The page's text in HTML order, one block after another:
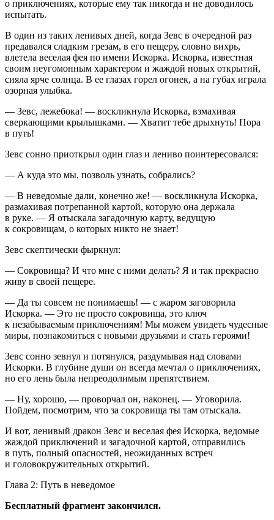
о приключениях, которые ему так никогда и не доводилось
испытать.
В один из таких ленивых дней, когда Зевс в очередной раз
предавался сладким грезам, в его пещеру, словно вихрь,
влетела веселая фея по имени Искорка. Искорка, известная
своим неугомонным характером и жаждой новых открытий,
сияла ярче солнца. В ее глазах горел огонек, а на губах играла
озорная улыбка.
— Зевс, лежебока! — воскликнула Искорка, взмахивая
сверкающими крылышками. — Хватит тебе дрыхнуть! Пора
в путь!
Зевс сонно приоткрыл один глаз и лениво поинтересовался:
— А куда это мы, позволь узнать, собрались?
— В неведомые дали, конечно же! — воскликнула Искорка,
размахивая потрепанной картой, которую она держала
в руке. — Я отыскала загадочную карту, ведущую
к сокровищам, о которых никто не знает!
Зевс скептически фыркнул:
— Сокровища? И что мне с ними делать? Я и так прекрасно
живу в своей пещере.
— Да ты совсем не понимаешь! — с жаром заговорила
Искорка. — Это не просто сокровища, это ключ
к незабываемым приключениям! Мы можем увидеть чудесные
миры, познакомиться с новыми друзьями и стать героями!
Зевс сонно зевнул и потянулся, раздумывая над словами
Искорки. В глубине души он всегда мечтал о приключениях,
но его лень была непреодолимым препятствием.
— Ну, хорошо, — проворчал он, наконец. — Уговорила.
Пойдем, посмотрим, что за сокровища ты там отыскала.
И вот, ленивый дракон Зевс и веселая фея Искорка, ведомые
жаждой приключений и загадочной картой, отправились
в путь, полный опасностей, неожиданных встреч
и головокружительных открытий.
Глава 2: Путь в неведомое
Бесплатный фрагмент закончился.